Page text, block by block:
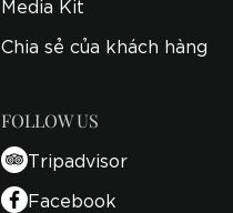
Media Kit
Chia sẻ của khách hàng
FOLLOW US
Tripadvisor
Facebook